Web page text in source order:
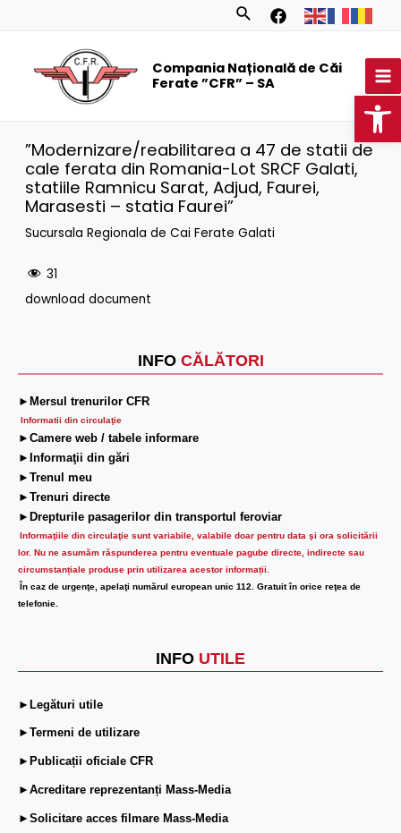
Search
Compania Națională de Căi
Ferate ”CFR” – SA
INFO CĂLĂTORI
►Mersul trenurilor CFR
Informatii din circulaţie
►Camere web / tabele informare
►Informaţii din gări
►Trenul meu
►Trenuri directe
►Drepturile pasagerilor din transportul feroviar
Informaţiile din circulaţie sunt variabile, valabile doar pentru data şi ora solicitării
lor. Nu ne asumăm răspunderea pentru eventuale pagube directe, indirecte sau
circumstanțiale produse prin utilizarea acestor informații.
În caz de urgenţe, apelaţi numărul european unic 112. Gratuit în orice reţea de
telefonie.
INFO UTILE
►Legături utile
►Termeni de utilizare
►Publicații oficiale CFR
►Acreditare reprezentanți Mass-Media
►Solicitare acces filmare Mass-Media
”Modernizare/reabilitarea a 47 de statii de
cale ferata din Romania-Lot SRCF Galati,
statiile Ramnicu Sarat, Adjud, Faurei,
Marasesti – statia Faurei”
Sucursala Regionala de Cai Ferate Galati
31
download document